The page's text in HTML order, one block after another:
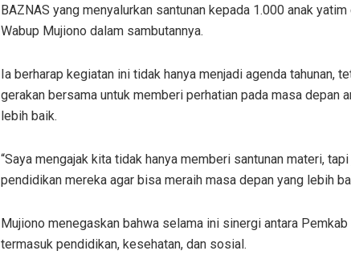
BAZNAS yang menyalurkan santunan kepada 1.000 anak yatim
Wabup Mujiono dalam sambutannya.
Ia berharap kegiatan ini tidak hanya menjadi agenda tahunan,
gerakan bersama untuk memberi perhatian pada masa depan
lebih baik.
“Saya mengajak kita tidak hanya memberi santunan materi,
pendidikan mereka agar bisa meraih masa depan yang lebih
Mujiono menegaskan bahwa selama ini sinergi antara
termasuk pendidikan, kesehatan, dan sosial.